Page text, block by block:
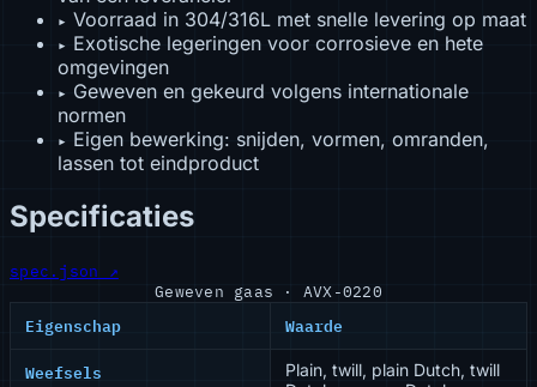
▸ Voorraad in 304/316L met snelle levering op maat
▸ Exotische legeringen voor corrosieve en hete
omgevingen
▸ Geweven en gekeurd volgens internationale
normen
▸ Eigen bewerking: snijden, vormen, omranden,
lassen tot eindproduct
Specificaties
spec.json ↗
Geweven gaas · AVX-0220
Eigenschap
Waarde
Weefsels
Plain, twill, plain Dutch, twill